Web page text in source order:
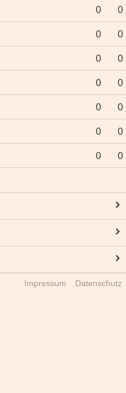
0 0
0 0
0 0
0 0
0 0
0 0
0 0
Impressum Datenschutz